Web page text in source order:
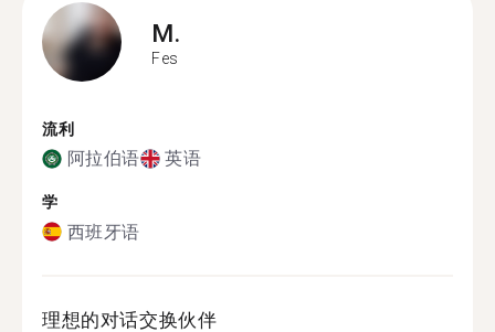
M.
Fes
流利
阿拉伯语 英语
学
西班牙语
理想的对话交换伙伴